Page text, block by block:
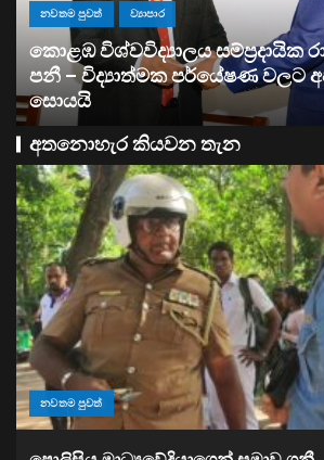
ව්‍යාපාර
සතොසෙන් සුපර් වැඩක් ..
අතනොහැර කියවන තැන
නවතම පුවත්